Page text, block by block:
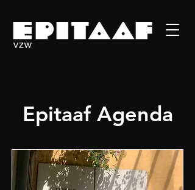
Epitaaf Agenda